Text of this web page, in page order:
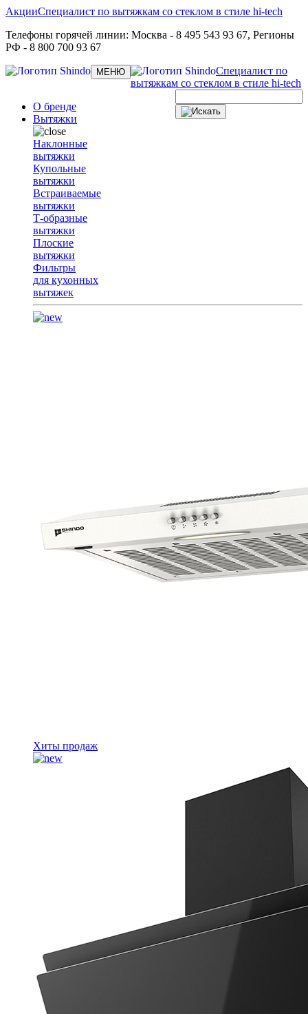
Акции
Телефоны горячей линии: Москва - 8 495 543 93 67, Регионы
РФ - 8 800 700 93 67
Специалист по вытяжкам со стеклом в стиле hi-tech
Toggle
navigation
МЕНЮ
Специалист по
вытяжкам со стеклом в стиле hi-tech
О бренде
Вытяжки
Наклонные
вытяжки
Купольные
вытяжки
Встраиваемые
вытяжки
Т-образные
вытяжки
Плоские
вытяжки
Фильтры
для кухонных
вытяжек
Хиты продаж